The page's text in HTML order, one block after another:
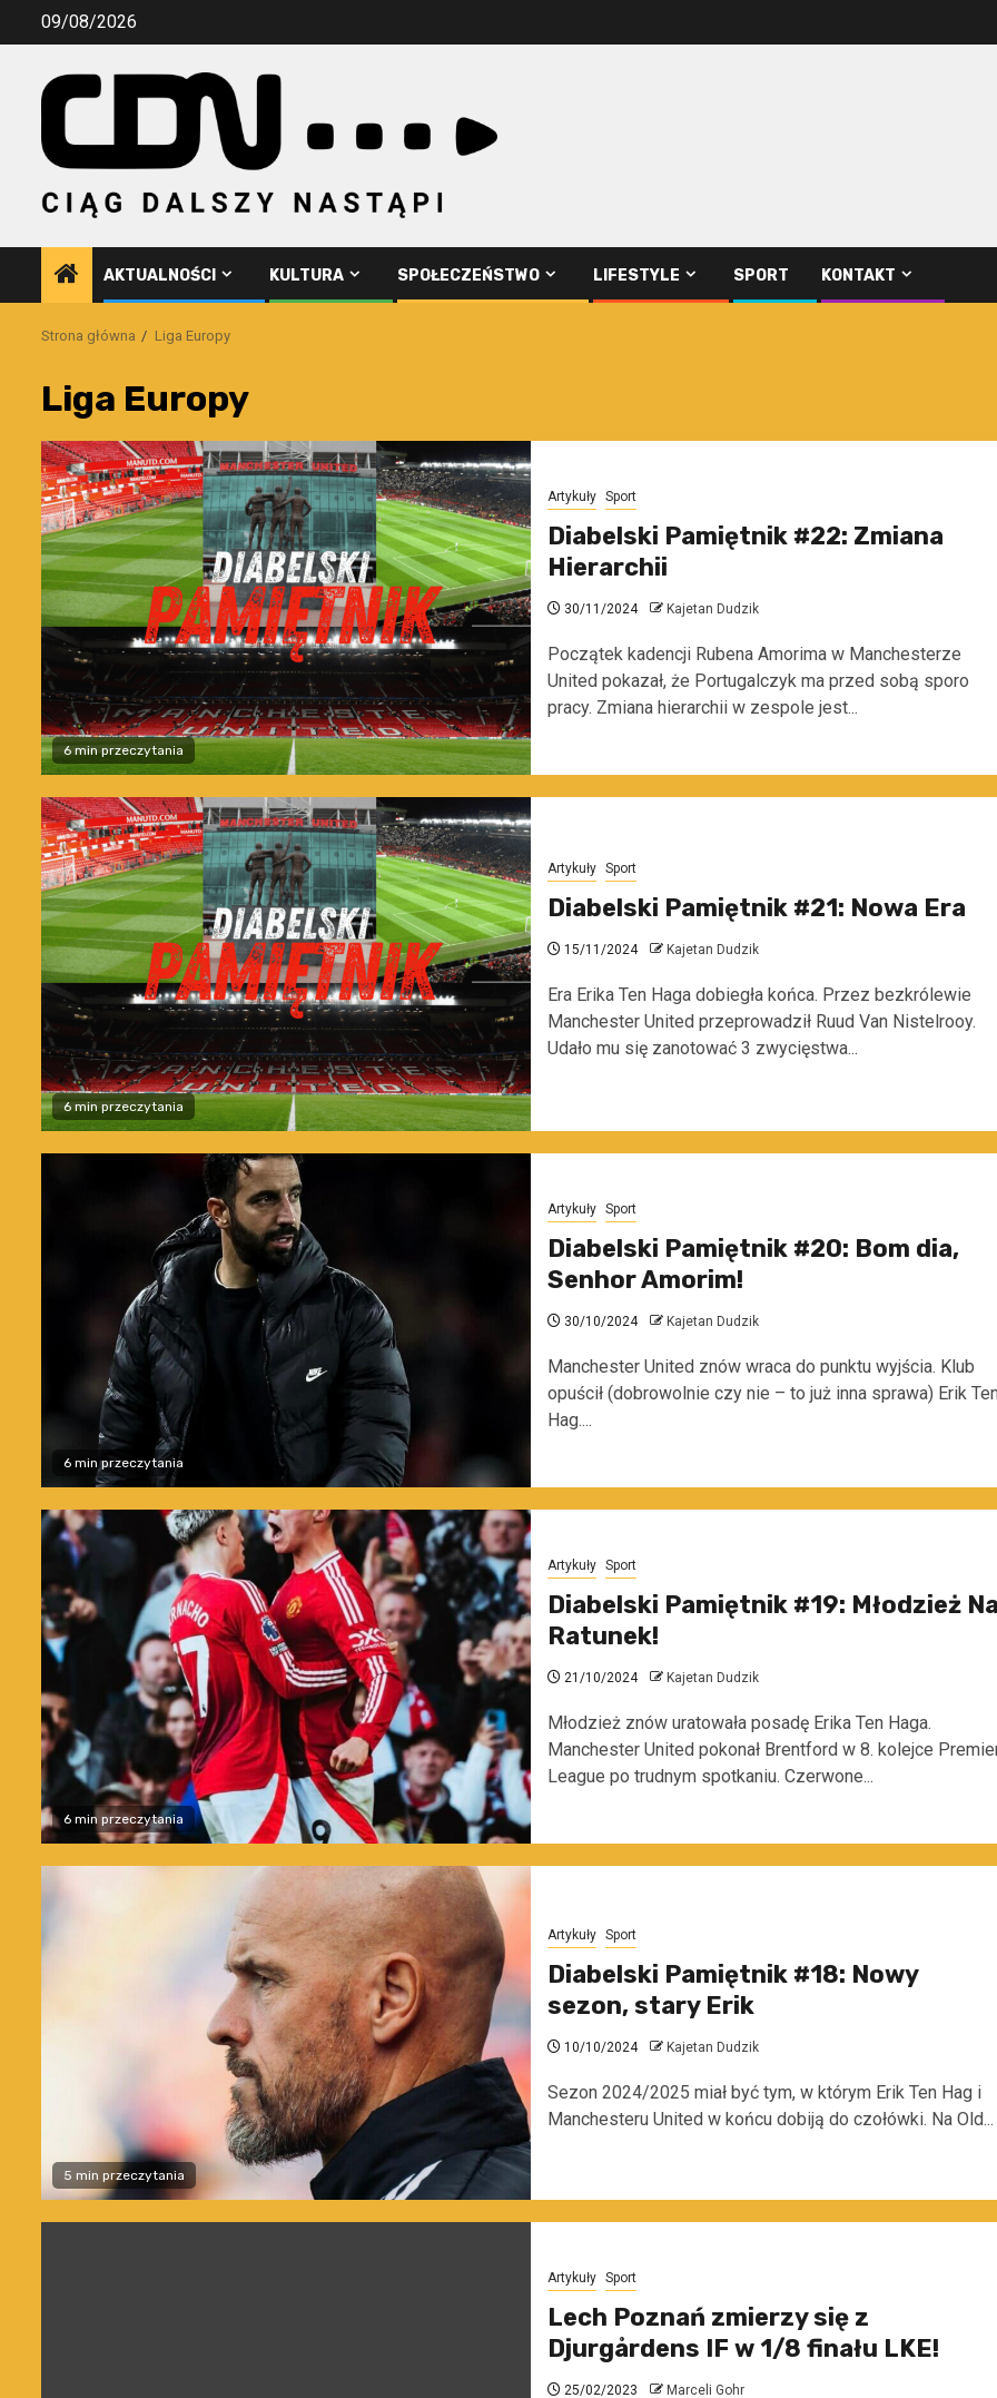
Przejdź09/08/2026
AKTUALNOŚCI KULTURA SPOŁECZEŃSTWO LIFESTYLE SPORT KONTAKT
Strona główna Liga Europy
Liga Europy
6 min przeczytania
Artykuły Sport
Diabelski Pamiętnik #22: Zmiana
Hierarchii
30/11/2024 Kajetan Dudzik
Początek kadencji Rubena Amorima w Manchesterze
United pokazał, że Portugalczyk ma przed sobą sporo
pracy. Zmiana hierarchii w zespole jest...
6 min przeczytania
Artykuły Sport
Diabelski Pamiętnik #21: Nowa Era
15/11/2024 Kajetan Dudzik
Era Erika Ten Haga dobiegła końca. Przez bezkrólewie
Manchester United przeprowadził Ruud Van Nistelrooy.
Udało mu się zanotować 3 zwycięstwa...
6 min przeczytania
Artykuły Sport
Diabelski Pamiętnik #20: Bom dia,
Senhor Amorim!
30/10/2024 Kajetan Dudzik
Manchester United znów wraca do punktu wyjścia. Klub
opuścił (dobrowolnie czy nie – to już inna sprawa) Erik
Hag....
6 min przeczytania
Artykuły Sport
Diabelski Pamiętnik #19: Młodzież
Ratunek!
21/10/2024 Kajetan Dudzik
Młodzież znów uratowała posadę Erika Ten Haga.
Manchester United pokonał Brentford w 8. kolejce
League po trudnym spotkaniu. Czerwone...
5 min przeczytania
Artykuły Sport
Diabelski Pamiętnik #18: Nowy
sezon, stary Erik
10/10/2024 Kajetan Dudzik
Sezon 2024/2025 miał być tym, w którym Erik Ten Hag i
Manchesteru United w końcu dobiją do czołówki. Na Old...
Artykuły Sport
Lech Poznań zmierzy się z
Djurgårdens IF w 1/8 finału LKE!
25/02/2023 Marceli Gohr